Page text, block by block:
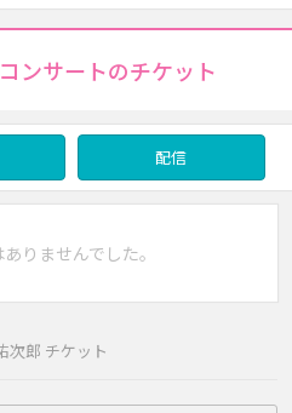
次郎 チケット
ンサートのチケット
配信
りませんでした。